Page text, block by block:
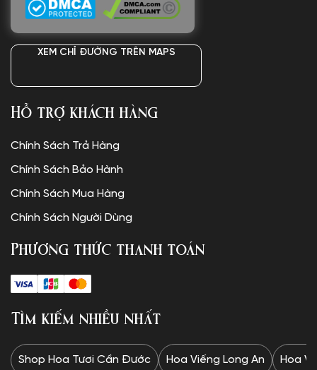
XEM CHỈ ĐƯỜNG TRÊN MAPS
Hỗ trợ khách hàng
Chính Sách Trả Hàng
Chính Sách Bảo Hành
Chính Sách Mua Hàng
Chính Sách Người Dùng
Phương thức thanh toán
Tìm kiếm nhiều nhất
Shop Hoa Tươi Cần Đước Hoa Viếng Long An Hoa